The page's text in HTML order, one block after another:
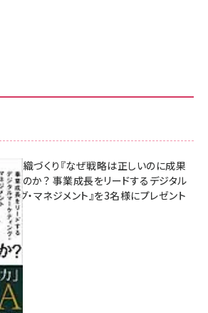
組織づくり『なぜ戦略は正しいのに成果
いのか？ 事業成長をリードするデジタル
ング・マネジメント』を3名様にプレゼント